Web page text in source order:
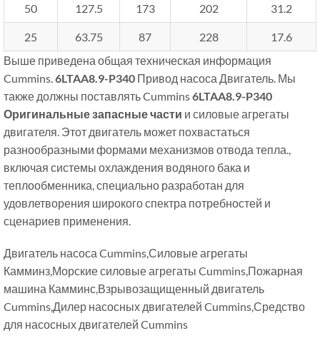
50 127.5 173 202 31.2
25 63.75 87 228
17.6
Выше приведена общая техническая информация
Cummins. 6LTAA8.9-P340 Привод насоса Двигатель. Мы
также должны поставлять Cummins6LTAA8.9-P340
Оригинальные запасные части и силовые агрегаты
двигателя. Этот двигатель может похвастаться
разнообразными формами механизмов отвода тепла.,
включая системы охлаждения водяного бака и
теплообменника, специально разработан для
удовлетворения широкого спектра потребностей и
сценариев применения.
Двигатель насоса Cummins,Силовые агрегаты
Камминз,Морские силовые агрегаты Cummins,Пожарная
машина Камминс,Взрывозащищенный двигатель
Cummins,Дилер насосных двигателей Cummins,Средство
для насосных двигателей Cummins